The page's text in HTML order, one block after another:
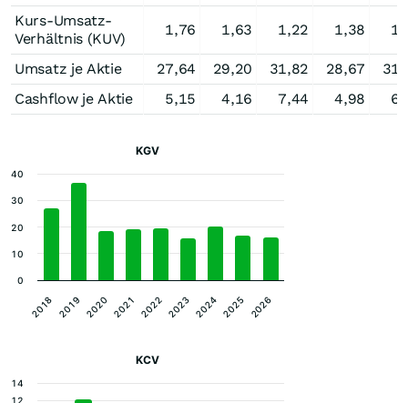
Kurs-Umsatz-
Verhältnis (KUV)
1,76 1,63 1,22 1,38
Umsatz je Aktie 27,64 29,20 31,82 28,67
Cashflow je Aktie
5,15 4,16 7,44 4,98
KGV
2018 2019 2020 2021 2022 2023 2024 2025 2026
0
10
20
30
40
KCV
12
14